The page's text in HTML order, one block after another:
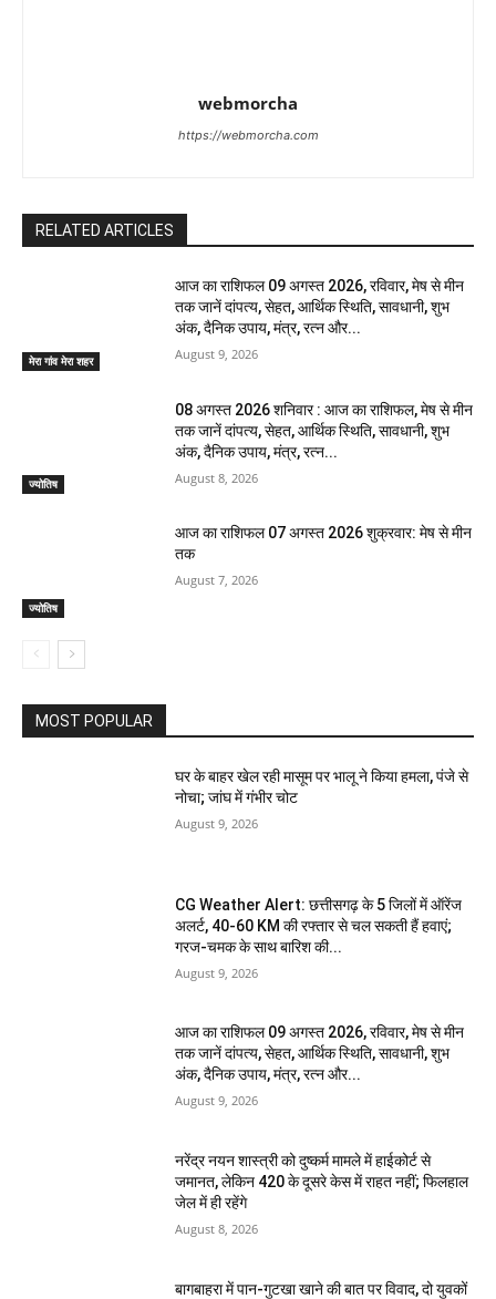
webmorcha
https://webmorcha.com
RELATED ARTICLES
मेरा गांव मेरा शहर
आज का राशिफल 09 अगस्त 2026, रविवार, मेष से मीन
तक जानें दांपत्य, सेहत, आर्थिक स्थिति, सावधानी, शुभ
अंक, दैनिक उपाय, मंत्र, रत्न और...
August 9, 2026
ज्योतिष
08 अगस्त 2026 शनिवार : आज का राशिफल, मेष से मीन
तक जानें दांपत्य, सेहत, आर्थिक स्थिति, सावधानी, शुभ
अंक, दैनिक उपाय, मंत्र, रत्न...
August 8, 2026
ज्योतिष
आज का राशिफल 07 अगस्त 2026 शुक्रवार: मेष से मीन
तक
August 7, 2026
MOST POPULAR
घर के बाहर खेल रही मासूम पर भालू ने किया हमला, पंजे से
नोचा; जांघ में गंभीर चोट
August 9, 2026
CG Weather Alert: छत्तीसगढ़ के 5 जिलों में ऑरेंज
अलर्ट, 40-60 KM की रफ्तार से चल सकती हैं हवाएं;
गरज-चमक के साथ बारिश की...
August 9, 2026
आज का राशिफल 09 अगस्त 2026, रविवार, मेष से मीन
तक जानें दांपत्य, सेहत, आर्थिक स्थिति, सावधानी, शुभ
अंक, दैनिक उपाय, मंत्र, रत्न और...
August 9, 2026
नरेंद्र नयन शास्त्री को दुष्कर्म मामले में हाईकोर्ट से
जमानत, लेकिन 420 के दूसरे केस में राहत नहीं; फिलहाल
जेल में ही रहेंगे
August 8, 2026
बागबाहरा में पान-गुटखा खाने की बात पर विवाद, दो युवकों